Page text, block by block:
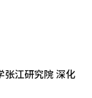
世界最低水平。日
巨额预算，却未能
问题，还包括就
无法规划未来的国
生育鼓励政策，而
市的居住成本给青
想。调查显示，许
因为国家经济的成
听。民主社会的价
是代际和解。 青
的发展成就，离不
县虽然维持了迁入
的幅度更大，导致
然有所增加，但
例子
横滨市人口为
现人口减少。由于
张江研究院 深化